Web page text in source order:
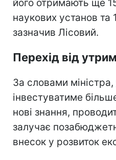
його отримають ще
наукових установ та
зазначив Лісовий.
Перехід від
За словами
інвестуватиме
нові знання,
залучає
внесок у розвиток